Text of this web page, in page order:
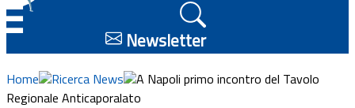
Approfondimenti
Eventi
Newsletter
Home Ricerca News
A Napoli primo incontro del Tavolo
Regionale Anticaporalato